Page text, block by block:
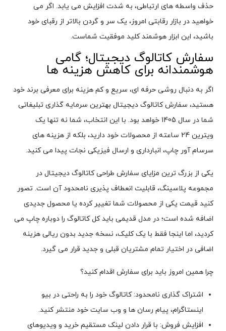
حذف واسطه های ارتباطی، به شدت افزایش می یابد. اگر می
خواهید در بازار رقابتی امروز، یک سر و گردن بالاتر از رقبای خود
باشید، این ابزار هوشمند کلید موفقیت شماست.
سفارش کاتالوگ دیجیتال؛ گامی
هوشمندانه برای کاهش هزینه ها
اگر به دنبال روشی حرفه ای، سریع و کم هزینه برای معرفی برند خود
هستید، سفارش کاتالوگ دیجیتال بهترین سرمایه گذاری تبلیغاتی
شما در سال 1405 خواهد بود. با این انتخاب، شما نه تنها یک
ویترین 24 ساعته از محصولات خود دارید، بلکه از هزینه های
سرسام آور چاپ، انبارداری و ارسال فیزیکی نجات پیدا می کنید.
یکی از بزرگ ترین مزایای سفارش طراحی کاتالوگ دیجیتال در
مجموعه پلاسینگ، قابلیت انعطاف پذیری نامحدود آن است. تصور
کنید قیمت یکی از محصولات شما تغییر کرده یا محصول جدیدی
اضافه شده است؛ در مدل قدیمی باید کل کاتالوگ را دوباره چاپ می
کردید، اما اینجا فقط با یک کلیک، نسخه جدید بدون ریالی هزینه
اضافی در اختیار تمام مشتریان قبلی و جدید قرار می گیرد.
چرا همین امروز باید برای سفارش اقدام کنید؟
اشتراک گذاری نامحدود: کاتالوگ خود را به راحتی در بیو
اینستاگرام، پیام رسان ها و وب سایت خود منتشر کنید.
افزایش فروش: با قرار دادن لینک مستقیم خرید و ویدیوهای